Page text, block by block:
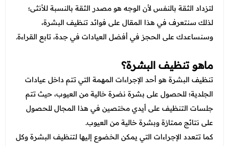
عروض العناية بالشعر
عروض الرجال
عروض جراحات التجميل
عروض قسم الطوارئ
عروض الاشعة
عروض الباطنة
عروض العظام
عروض الانف والاذن والحنجرة
لتزداد الثقة بالنفس لأن الوجه هو مصدر الثقة بالنسبة للأنثى؛
لذلك سنتعرف في هذا المقال على فوائد تنظيف البشرة،
وسنساعدك على الحجز في أفضل العيادات في جدة، تابع القراءة.
ماهو تنظيف البشرة؟
تنظيف البشرة هو أحد الإجراءات المهمة التي تتم داخل عيادات
الجلدية؛ للحصول على بشرة نضرة خالية من العيوب، حيث تتم
جلسات التنظيف على أيدي مختصين في هذا المجال للحصول
على نتائج ممتازة وبشرة خالية من العيوب.
كما تتعدد الإجراءات التي يمكن الخضوع إليها لتنظيف البشرة وكل